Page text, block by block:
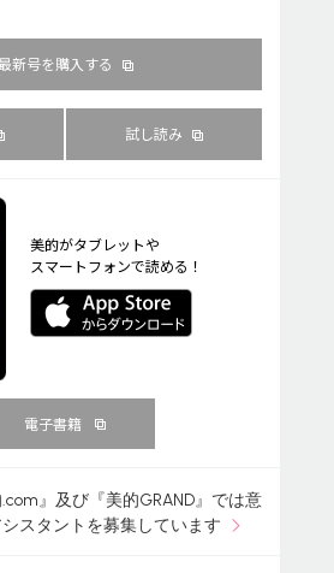
最新号を購入する
試し読み
美的がタブレットや
スマートフォンで読める！
電子書籍
.com』及び『美的GRAND』では意
スタントを募集しています